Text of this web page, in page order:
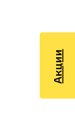
Акции